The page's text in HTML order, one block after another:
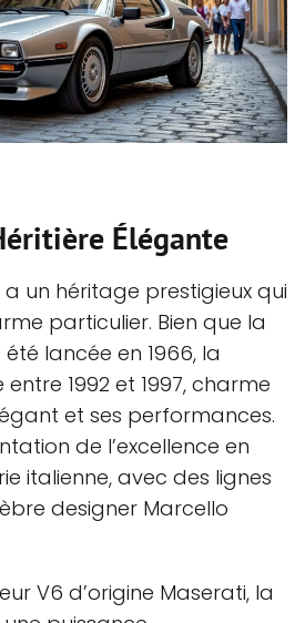
Élégante
a un héritage prestigieux qui
particulier. Bien que la
lancée en 1966, la
1992 et 1997, charme
et ses performances.
de l’excellence en
italienne, avec des lignes
designer Marcello
V6 d’origine Maserati, la